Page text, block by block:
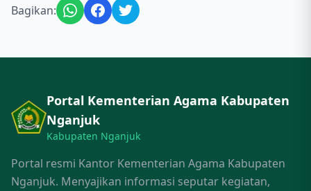
Bagikan:
Portal Kementerian Agama Kabupaten
Nganjuk
Kabupaten Nganjuk
Portal resmi Kantor Kementerian Agama Kabupaten
Nganjuk. Menyajikan informasi seputar kegiatan,